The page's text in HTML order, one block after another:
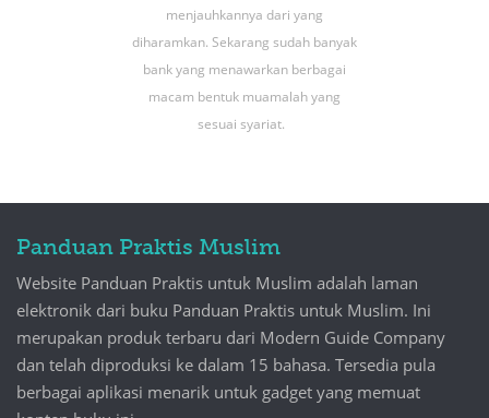
menjauhkannya dari yang
diharamkan. Sekarang sudah banyak
bank yang menawarkan berbagai
macam bentuk muamalah yang
sesuai syariat.
Panduan Praktis Muslim
Website Panduan Praktis untuk Muslim adalah laman
elektronik dari buku Panduan Praktis untuk Muslim. Ini
merupakan produk terbaru dari Modern Guide Company
dan telah diproduksi ke dalam 15 bahasa. Tersedia pula
berbagai aplikasi menarik untuk gadget yang memuat